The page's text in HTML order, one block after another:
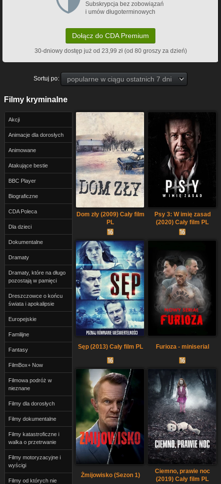
Subskrypcja bez zobowiązań
i umów długoterminowych
Dołącz do CDA Premium
30-dniowy dostęp już od 23,99 zł (od 80 groszy za dzień)
Sortuj po:
Filmy kryminalne
Akcji
Animacje dla dorosłych
Animowane
Atakujące bestie
BBC Player
Biograficzne
CDA Poleca
Dla dzieci
Dokumentalne
Dramaty
Dramaty, które na długo
pozostają w pamięci
Dreszczowce o końcu
świata i apokalipsie
Europejskie
Familijne
Fantasy
FilmBox+ Now
Filmowa podróż w
nieznane
Filmy dla dorosłych
Filmy dokumentalne
Filmy katastroficzne i
walka o przetrwanie
Filmy motoryzacyjne i
wyścigi
Filmy od których nie
Dom zły (2009) Cały film
PL
Psy 3: W imię zasad
(2020) Cały film PL
Sęp (2013) Cały film PL Furioza - miniserial
Żmijowisko (Sezon 1)
Ciemno, prawie noc
(2019) Cały film PL